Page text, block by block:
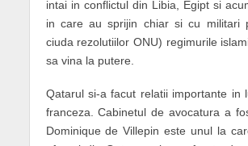
intai in conflictul din Libia, Egipt si
in care au sprijin chiar si cu militari
ciuda rezolutiilor ONU) regimurile
sa vina la putere.
Qatarul si-a facut relatii importante in
franceza. Cabinetul de avocatura a
Dominique de Villepin este unul la